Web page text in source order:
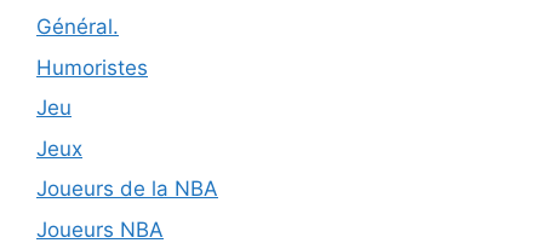
Général.
Humoristes
Jeu
Jeux
Joueurs de la NBA
Joueurs NBA